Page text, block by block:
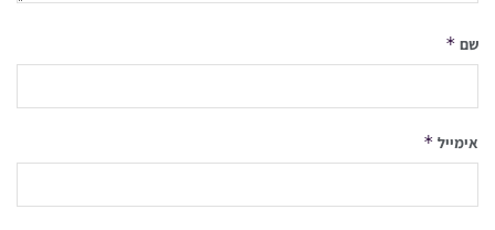
שם *
אימייל *